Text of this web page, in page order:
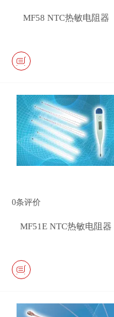
MF58 NTC热敏电阻器
0条评价
MF51E NTC热敏电阻器